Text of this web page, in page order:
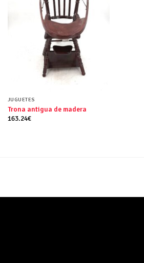
JUGUETES
Trona antigua de madera
163.24€